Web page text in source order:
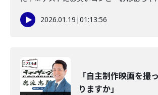
2026.01.19 |01:13:56
「自主制作映画を撮
りますか」